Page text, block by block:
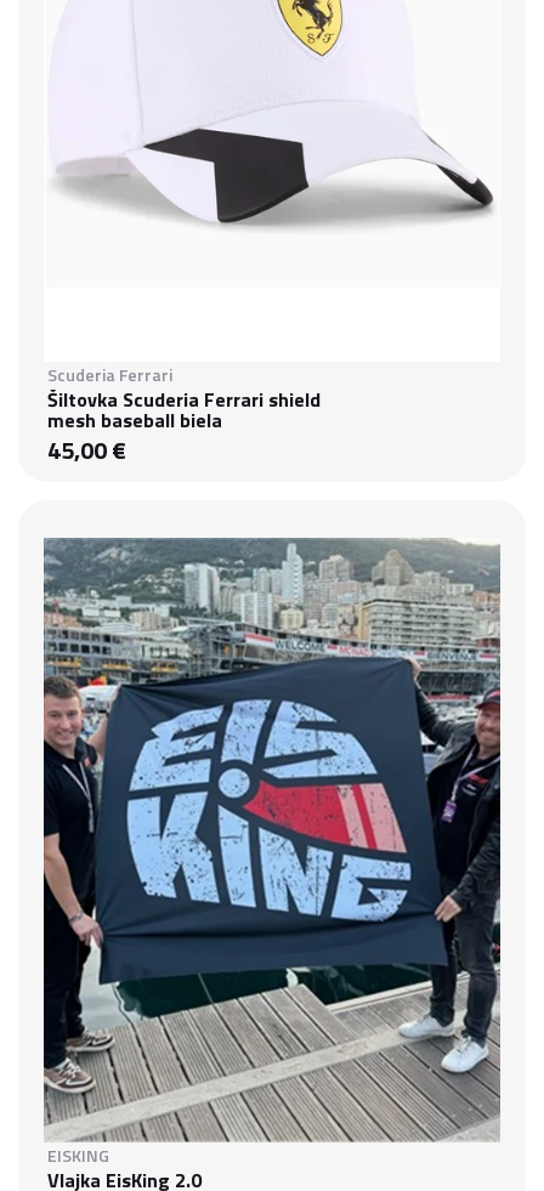
Scuderia Ferrari
Šiltovka Scuderia Ferrari shield
mesh baseball biela
45,00 €
EISKING
Vlajka EisKing 2.0